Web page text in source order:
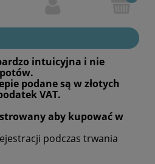
intuicyjna i nie
podane są w złotych
VAT.
aby kupować w
podczas trwania